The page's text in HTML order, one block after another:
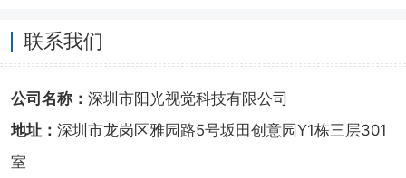
联系我们
公司名称： 深圳市阳光视觉科技有限公司
地址： 深圳市龙岗区雅园路5号坂田创意园Y1栋三层301
室